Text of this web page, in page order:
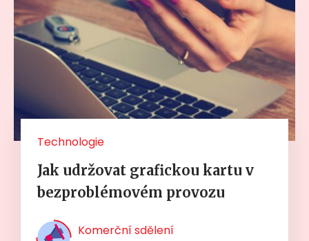
Technologie
Jak udržovat grafickou kartu v
bezproblémovém provozu
Komerční sdělení